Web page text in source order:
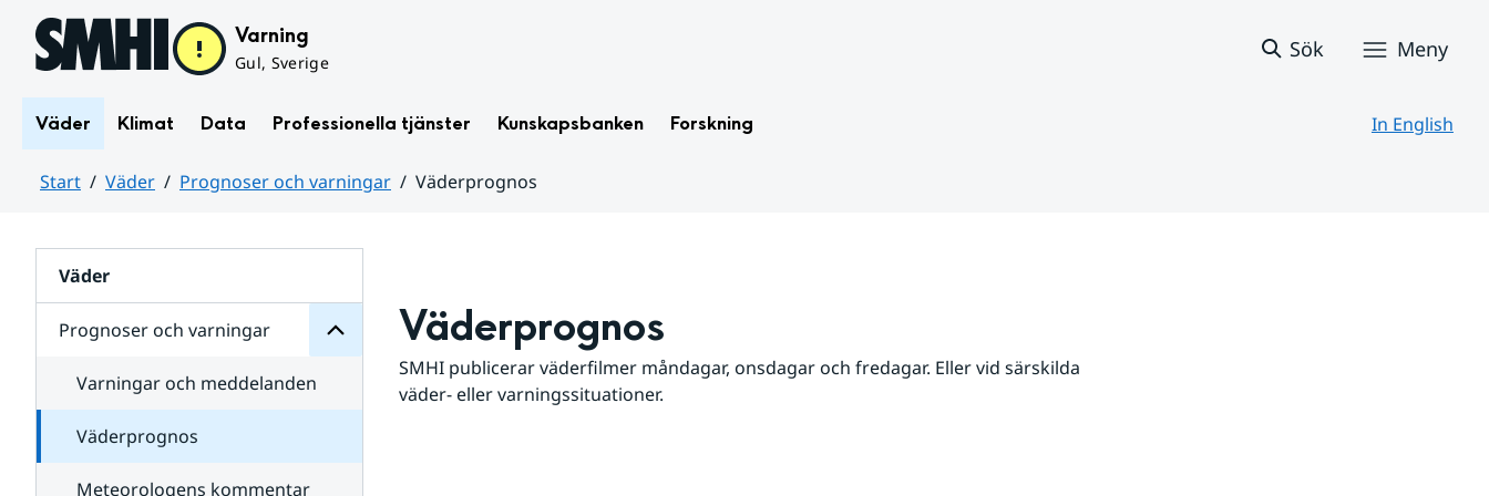
Hoppa till sidans innehåll Varning
Gul, Sverige
Sök Meny
Väder Klimat Data Professionella tjänster Kunskapsbanken Forskning In English
Start Väder Prognoser och varningar
Väderprognos
Väder
Prognoser och varningar
för
varningar
Varningar och meddelanden
Väderprognos
Meteorologens kommentar
Väderprognos
SMHI publicerar väderfilmer måndagar, onsdagar och fredagar. Eller vid särskilda
väder- eller varningssituationer.